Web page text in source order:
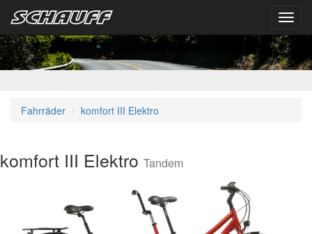
Fahrräder komfort III Elektro
komfort III Elektro Tandem